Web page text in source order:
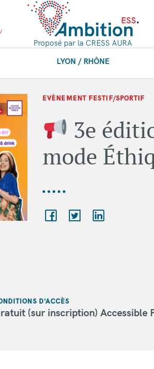
Proposé par la CRESS AURA
LYON / RHÔNE
EVÈNEMENT FESTIF/SPORTIF
3e
mode
D'ACCÈS
(sur inscription) Accessible